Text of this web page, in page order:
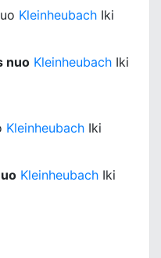
Kleinheubach Iki
nuo Kleinheubach Iki
Kleinheubach Iki
Kleinheubach Iki